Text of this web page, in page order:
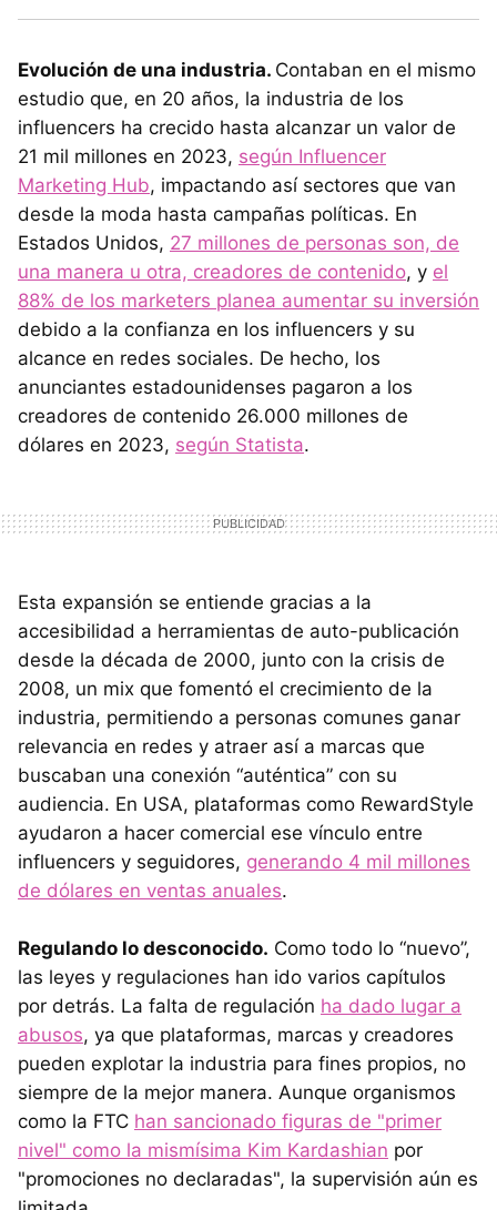
Evolución de una industria. Contaban en el mismo
estudio que, en 20 años, la industria de los
influencers ha crecido hasta alcanzar un valor de
21 mil millones en 2023, según Influencer
Marketing Hub, impactando así sectores que van
desde la moda hasta campañas políticas. En
Estados Unidos, 27 millones de personas son, de
una manera u otra, creadores de contenido, y el
88% de los marketers planea aumentar su inversión
debido a la confianza en los influencers y su
alcance en redes sociales. De hecho, los
anunciantes estadounidenses pagaron a los
creadores de contenido 26.000 millones de
dólares en 2023, según Statista.
Esta expansión se entiende gracias a la
accesibilidad a herramientas de auto-publicación
desde la década de 2000, junto con la crisis de
2008, un mix que fomentó el crecimiento de la
industria, permitiendo a personas comunes ganar
relevancia en redes y atraer así a marcas que
buscaban una conexión “auténtica” con su
audiencia. En USA, plataformas como RewardStyle
ayudaron a hacer comercial ese vínculo entre
influencers y seguidores, generando 4 mil millones
de dólares en ventas anuales.
Regulando lo desconocido. Como todo lo “nuevo”,
las leyes y regulaciones han ido varios capítulos
por detrás. La falta de regulación ha dado lugar a
abusos, ya que plataformas, marcas y creadores
pueden explotar la industria para fines propios, no
siempre de la mejor manera. Aunque organismos
como la FTC han sancionado figuras de "primer
nivel" como la mismísima Kim Kardashian por
"promociones no declaradas", la supervisión aún es